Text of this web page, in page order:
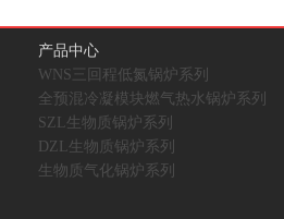
产品中心
WNS三回程低氮锅炉系列
全预混冷凝模块燃气热水锅炉系列
SZL生物质锅炉系列
DZL生物质锅炉系列
生物质气化锅炉系列